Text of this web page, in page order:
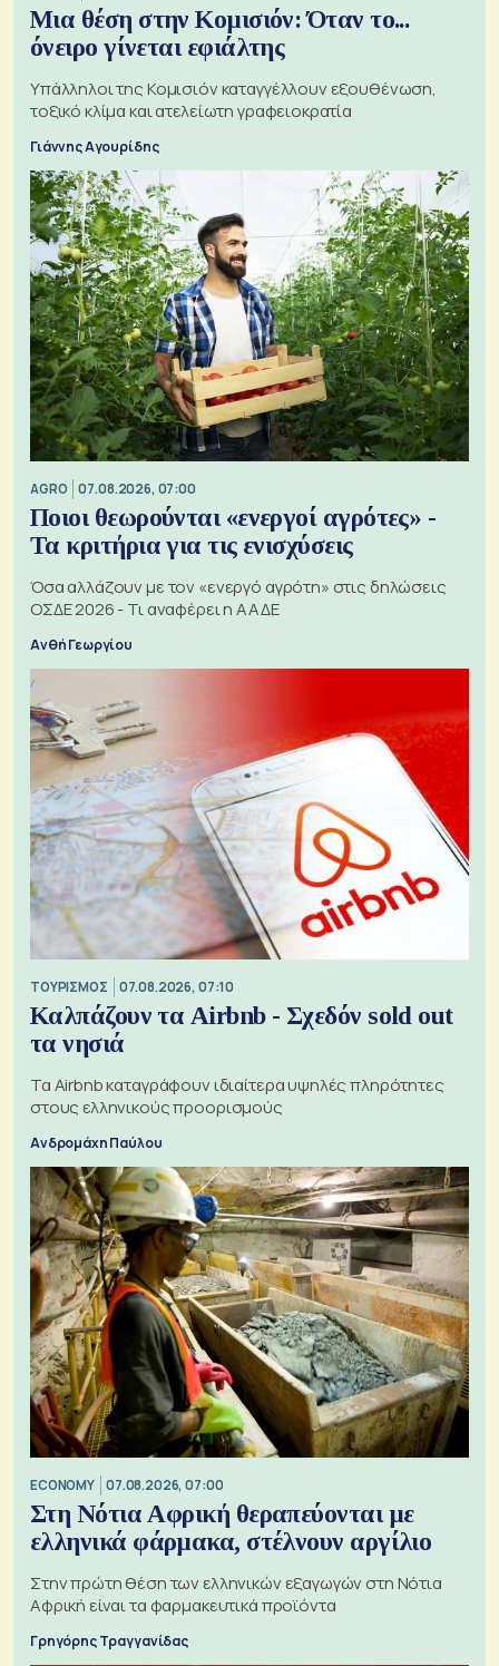
Μια θέση στην Κομισιόν: Όταν το...
όνειρο γίνεται εφιάλτης
Υπάλληλοι της Κομισιόν καταγγέλλουν εξουθένωση,
τοξικό κλίμα και ατελείωτη γραφειοκρατία
Γιάννης Αγουρίδης
AGRO 07.08.2026, 07:00
Ποιοι θεωρούνται «ενεργοί αγρότες» -
Τα κριτήρια για τις ενισχύσεις
Όσα αλλάζουν με τον «ενεργό αγρότη» στις δηλώσεις
ΟΣΔΕ 2026 - Τι αναφέρει η ΑΑΔΕ
Ανθή Γεωργίου
ΤΟΥΡΙΣΜΟΣ 07.08.2026, 07:10
Καλπάζουν τα Airbnb - Σχεδόν sold out
τα νησιά
Τα Airbnb καταγράφουν ιδιαίτερα υψηλές πληρότητες
στους ελληνικούς προορισμούς
Ανδρομάχη Παύλου
ECONOMY 07.08.2026, 07:00
Στη Νότια Αφρική θεραπεύονται με
ελληνικά φάρμακα, στέλνουν αργίλιο
Στην πρώτη θέση των ελληνικών εξαγωγών στη Νότια
Αφρική είναι τα φαρμακευτικά προϊόντα
Γρηγόρης Τραγγανίδας